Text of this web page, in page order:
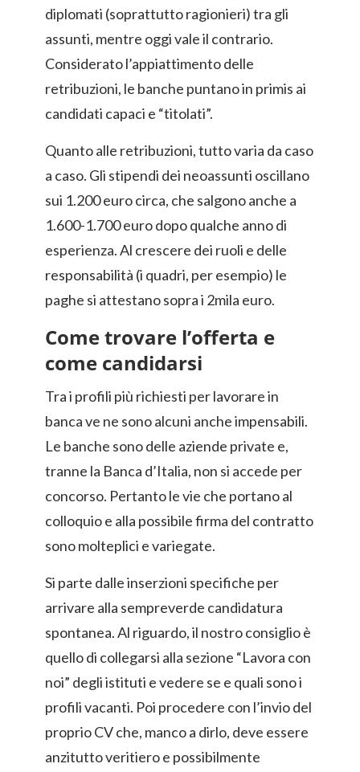
diplomati (soprattutto ragionieri) tra gli
assunti, mentre oggi vale il contrario.
Considerato l’appiattimento delle
retribuzioni, le banche puntano in primis ai
candidati capaci e “titolati”.
Quanto alle retribuzioni, tutto varia da caso
a caso. Gli stipendi dei neoassunti oscillano
sui 1.200 euro circa, che salgono anche a
1.600-1.700 euro dopo qualche anno di
esperienza. Al crescere dei ruoli e delle
responsabilità (i quadri, per esempio) le
paghe si attestano sopra i 2mila euro.
Come trovare l’offerta e
come candidarsi
Tra i profili più richiesti per lavorare in
banca ve ne sono alcuni anche impensabili.
Le banche sono delle aziende private e,
tranne la Banca d’Italia, non si accede per
concorso. Pertanto le vie che portano al
colloquio e alla possibile firma del contratto
sono molteplici e variegate.
Si parte dalle inserzioni specifiche per
arrivare alla sempreverde candidatura
spontanea. Al riguardo, il nostro consiglio è
quello di collegarsi alla sezione “Lavora con
noi” degli istituti e vedere se e quali sono i
profili vacanti. Poi procedere con l’invio del
proprio CV che, manco a dirlo, deve essere
anzitutto veritiero e possibilmente